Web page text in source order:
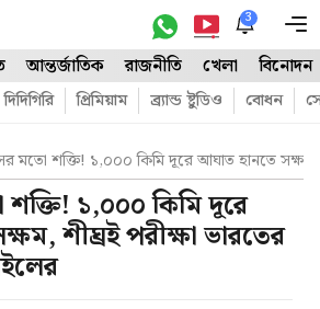
3
আন্তর্জাতিক রাজনীতি খেলা বিনোদন
দিদিগিরি প্রিমিয়াম ব্র্যান্ড ষ্টুডিও বোধন
মতো শক্তি! ১,০০০ কিমি দূরে আঘাত হানতে সক্ষম,
১,০০০ কিমি দূরে
শীঘ্রই পরীক্ষা ভারতের